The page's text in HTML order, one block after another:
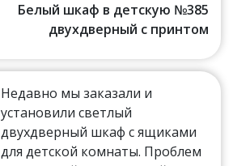
Белый шкаф в детскую №385
двухдверный с принтом
Недавно мы заказали и
установили светлый
двухдверный шкаф с ящиками
для детской комнаты. Проблем